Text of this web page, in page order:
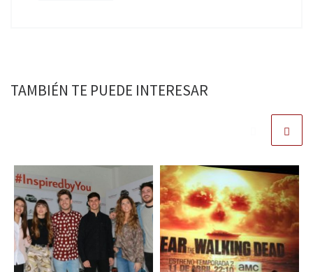
TAMBIÉN TE PUEDE INTERESAR